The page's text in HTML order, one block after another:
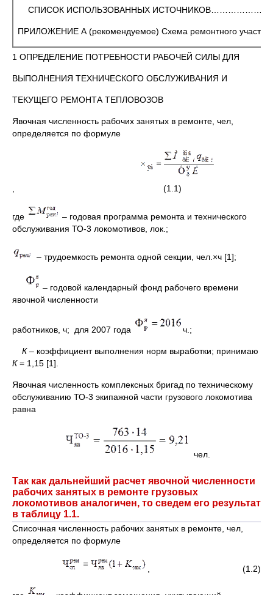
СПИСОК ИСПОЛЬЗОВАННЫХ
ПРИЛОЖЕНИЕ А (рекомендуемое) Схема ремонтного
1 ОПРЕДЕЛЕНИЕ ПОТРЕБНОСТИ РАБОЧЕЙ СИЛЫ ДЛЯ
ВЫПОЛНЕНИЯ ТЕХНИЧЕСКОГО ОБСЛУЖИВАНИЯ И
ТЕКУЩЕГО РЕМОНТА ТЕПЛОВОЗОВ
Явочная численность рабочих занятых в ремонте, чел,
определяется по формуле
, (1.1)
где
– годовая программа ремонта и технического
обслуживания ТО-3 локомотивов, лок.;
– трудоемкость ремонта одной секции, чел.×ч [1];
– годовой календарный фонд рабочего времени
явочной численности
работников, ч; для 2007 года ч.;
К – коэффициент выполнения норм выработки; принимаю
К= 1,15 [1].
Явочная численность комплексных бригад по техническому
обслуживанию ТО-3 экипажной части грузового локомотива
равна
чел.
Так как дальнейший расчет явочной численности
рабочих занятых в ремонте грузовых
локомотивов аналогичен, то сведем его результат
в таблицу 1.1.
Списочная численность рабочих занятых в ремонте, чел,
определяется по формуле
, (1.2)